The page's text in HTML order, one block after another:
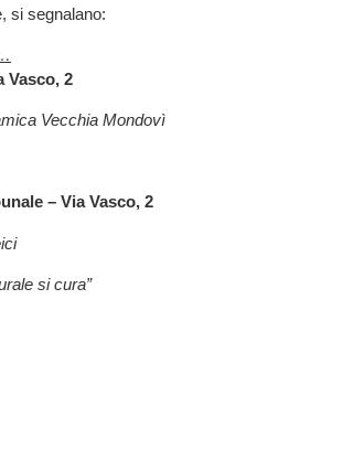
si segnalano:
Vasco, 2
Vecchia Mondovì
– Via Vasco, 2
si cura”